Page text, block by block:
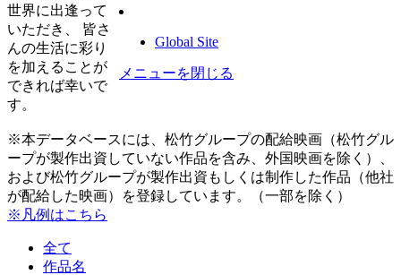
Global Site
メニューを閉じる
世界に出逢って
いただき、 皆さ
んの生活に彩り
を加えることが
できれば幸いで
す。
※本データベースには、松竹グループの配給映画（松竹グル
ープが製作出資していない作品を含み、外国映画を除く）、
および松竹グループが製作出資もしくは制作した作品（他社
が配給した映画）を登録しています。（一部を除く）
※凡例はこちら
全て
作品名